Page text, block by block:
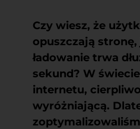
Czy wiesz, że
opuszczają
ładowanie trwa
sekund? W
internetu,
wyróżniającą.